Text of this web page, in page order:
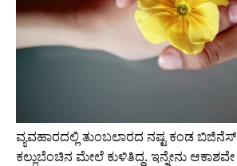
ವ್ಯವಹಾರದಲ್ಲಿ ತುಂಬಲಾರದ ನಷ್ಟ ಕಂಡ
ಕಲ್ಲುಬೆಂಚಿನ ಮೇಲೆ ಕುಳಿತಿದ್ದ. ಇನ್ನೇನು